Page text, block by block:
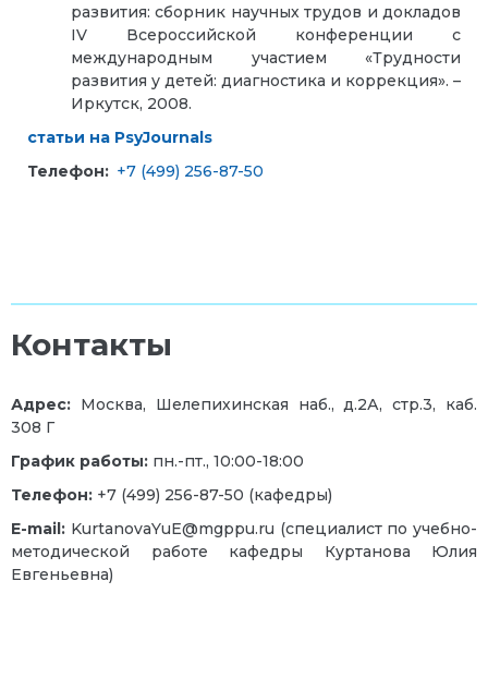
развития: сборник научных трудов и докладов
IV Всероссийской конференции с
международным участием «Трудности
развития у детей: диагностика и коррекция». –
Иркутск, 2008.
статьи на PsyJournals
Телефон: +7 (499) 256-87-50
Контакты
Адрес: Москва, Шелепихинская наб., д.2А, стр.3, каб.
308 Г
График работы: пн.-пт., 10:00-18:00
Телефон: +7 (499) 256-87-50 (кафедры)
E-mail: KurtanovaYuE@mgppu.ru (специалист по учебно-
методической работе кафедры Куртанова Юлия
Евгеньевна)